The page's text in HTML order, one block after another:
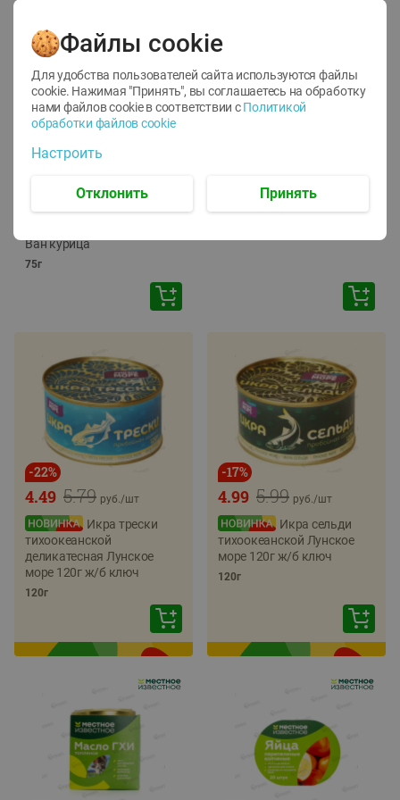
12
1.05 руб./
руб./шт
Корм влаж. для кош. с
Ван курица
75г
ТОФУ Vegetus ТВЕРДЫЙ
-22%
5.79
4.49 руб./шт
Икра трески
тихоокеанской
деликатесная Лунское
море 120г ж/б ключ
120г
-17%
5.99
4.99 руб./шт
Икра сельди
тихоокеанской Лунское
море 120г ж/б ключ
120г
Файлы cookie
Для удобства пользователей сайта используются файлы
cookie. Нажимая "Принять", вы соглашаетесь на обработку
нами файлов cookie в соответствии с Политикой
обработки файлов cookie
Настроить
Отклонить Принять